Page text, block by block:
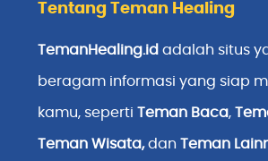
Tentang Teman Healing
TemanHealing.id adalah situs
beragam informasi yang siap
kamu, sepertiTeman Baca,
Teman Wisata,danTeman